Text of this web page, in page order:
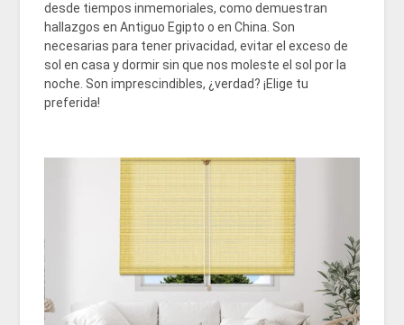
desde tiempos inmemoriales, como demuestran
hallazgos en Antiguo Egipto o en China. Son
necesarias para tener privacidad, evitar el exceso de
sol en casa y dormir sin que nos moleste el sol por la
noche. Son imprescindibles, ¿verdad? ¡Elige tu
preferida!